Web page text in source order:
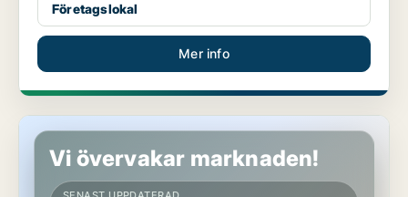
Företagslokal
Mer info
Lokaler i Wien Meidling, Wien
Vi övervakar marknaden!